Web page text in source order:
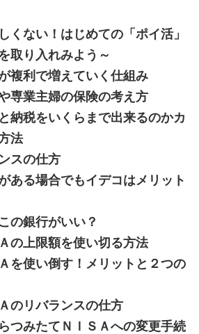
くない！はじめての「ポイ活」
取り入れみよう～
複利で増えていく仕組み
専業主婦の保険の考え方
納税をいくらまで出来るのかカ
法
スの仕方
ある場合でもイデコはメリット
の銀行がいい？
の上限額を使い切る方法
を使い倒す！メリットと２つの
のリバランスの仕方
つみたてＮＩＳＡへの変更手続